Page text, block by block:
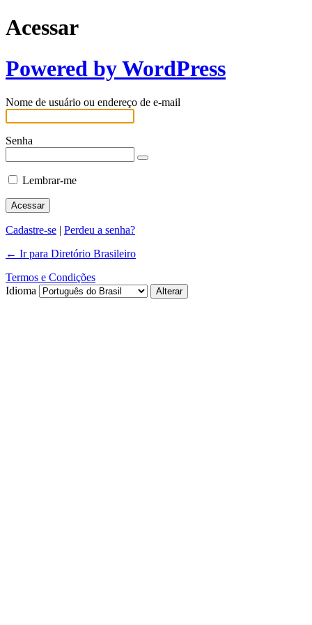
Acessar
Powered by WordPress
Nome de usuário ou endereço de e-mail
Senha
Lembrar-me
Cadastre-se | Perdeu a senha?
← Ir para Diretório Brasileiro
Termos e Condições
Idioma